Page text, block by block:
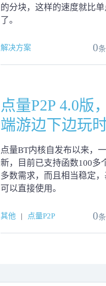
的分块，这样的速度就比
了。
解决方案 0
点量P2P 4.0版
端游边下边玩
点量BT内核自发布以来，
新，目前已支持函数100多
多数需求，而且相当稳定，
可以直接使用。
其他 | 点量P2P 0